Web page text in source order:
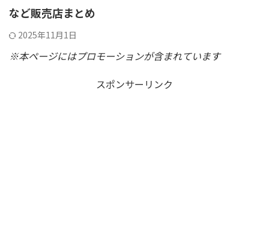
など販売店まとめ
2025年11月1日
※本ページにはプロモーションが含まれています
スポンサーリンク